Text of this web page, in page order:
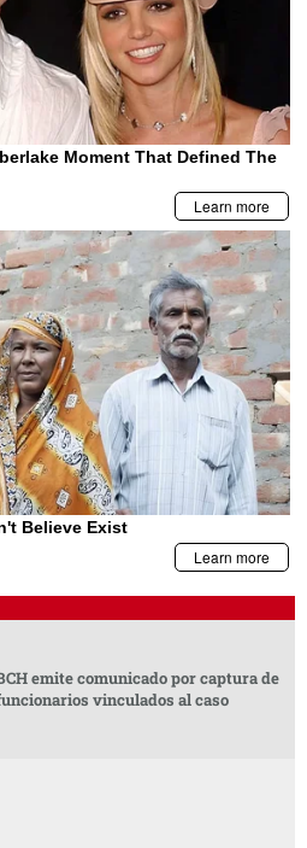
emite comunicado por captura de
vinculados al caso